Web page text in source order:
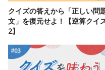
クイズの答えから「正しい問
文」を復元せよ！【逆算クイ
2】